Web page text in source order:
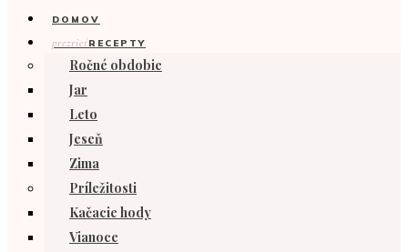
DOMOV
prezrieťRECEPTY
Ročné obdobie
Jar
Leto
Jeseň
Zima
Príležitosti
Kačacie hody
Vianoce